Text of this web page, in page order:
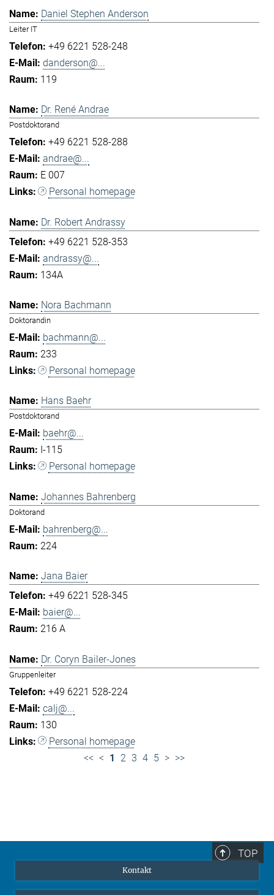
Daniel Stephen Anderson
Leiter IT
+49 6221 528-248
danderson@...
119
Dr. René Andrae
Postdoktorand
+49 6221 528-288
andrae@...
E 007
Personal homepage
Dr. Robert Andrassy
+49 6221 528-353
andrassy@...
134A
Nora Bachmann
Doktorandin
bachmann@...
233
Personal homepage
Hans Baehr
Postdoktorand
baehr@...
I-115
Personal homepage
Johannes Bahrenberg
Doktorand
bahrenberg@...
224
Jana Baier
+49 6221 528-345
baier@...
216 A
Dr. Coryn Bailer-Jones
Gruppenleiter
+49 6221 528-224
calj@...
130
Personal homepage
<< < 1 2 3 4 5 > >>
TOP
Kontakt